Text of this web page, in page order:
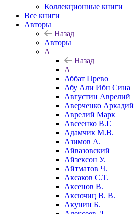
Коллекционные книги
Все книги
Авторы
Назад
Авторы
А
Назад
А
Аббат Прево
Абу Али Ибн Сина
Августин Аврелий
Аверченко Аркадий
Аврелий Марк
Авсеенко В.Г.
Адамчик М.В.
Азимов А.
Айвазовский
Айзексон У.
Айтматов Ч.
Аксаков С.Т.
Аксенов В.
Аксючиц В. В.
Акунин Б.